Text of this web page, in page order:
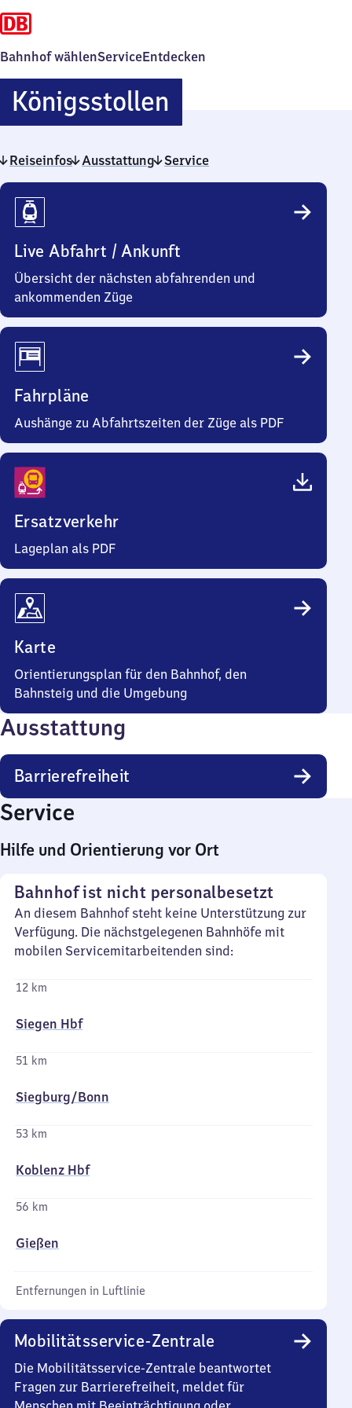
Bahnhof wählenServiceEntdecken
KönigsstollenKönigsstollen
Reiseinfos Ausstattung Service
Reiseinfos
Live Abfahrt / Ankunft
Übersicht der nächsten abfahrenden und
ankommenden Züge
Fahrpläne
Aushänge zu Abfahrtszeiten der Züge als PDF
Ersatzverkehr
Lageplan als PDF
Karte
Orientierungsplan für den Bahnhof, den
Bahnsteig und die Umgebung
Ausstattung
Barrierefreiheit
Service
Hilfe und Orientierung vor Ort
Bahnhof ist nicht personalbesetzt
An diesem Bahnhof steht keine Unterstützung zur
Verfügung. Die nächstgelegenen Bahnhöfe mit
mobilen Servicemitarbeitenden sind:
12 km
Siegen Hbf
51 km
Siegburg/​Bonn
53 km
Koblenz Hbf
56 km
Gießen
Entfernungen in Luftlinie
Mobilitätsservice-Zentrale
Die Mobilitätsservice-Zentrale beantwortet
Fragen zur Barrierefreiheit, meldet für